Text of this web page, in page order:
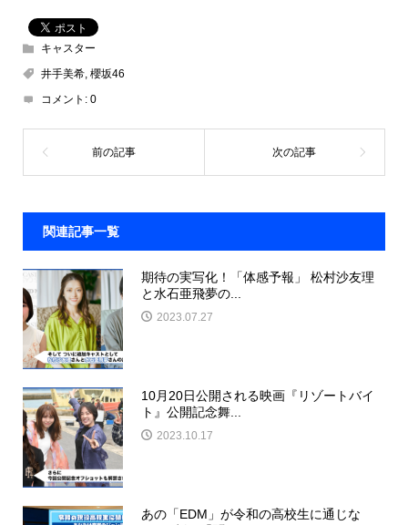
キャスター
井手美希, 櫻坂46
コメント: 0
関連記事一覧
期待の実写化！「体感予報」 松村沙友理
と水石亜飛夢の...
2023.07.27
10月20日公開される映画『リゾートバイ
ト』公開記念舞...
2023.10.17
あの「EDM」が令和の高校生に通じな